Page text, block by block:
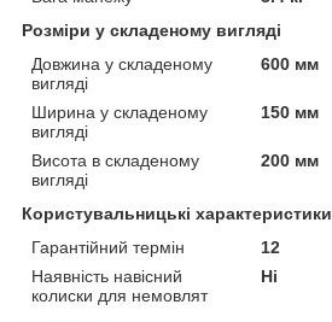
Розміри у складеному вигляді
Довжина у складеному
вигляді
600 мм
Ширина у складеному
вигляді
150 мм
Висота в складеному
вигляді
200 мм
Користувальницькі характеристики
Гарантійний термін
12
Наявність навісний
колиски для немовлят
Ні